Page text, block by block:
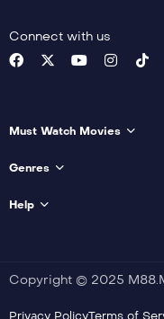
Connect with us
Must Watch Movies
Genres
Help
Copyright © 2025